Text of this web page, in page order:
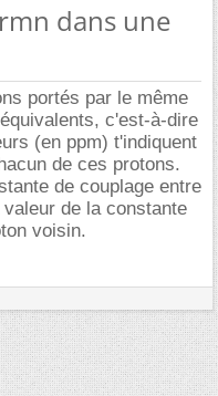
dans une
portés par le même
c'est-à-dire
(en ppm) t'indiquent
de ces protons.
de couplage entre
de la constante
voisin.